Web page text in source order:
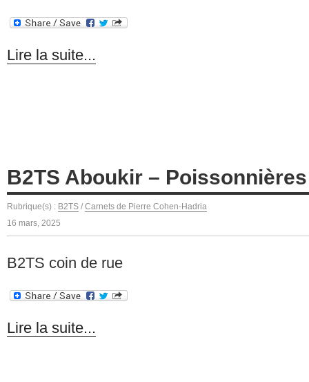
Lire la suite...
B2TS Aboukir – Poissonnières
Rubrique(s) : B2TS / Carnets de Pierre Cohen-Hadria
16 mars, 2025
B2TS coin de rue
Lire la suite...